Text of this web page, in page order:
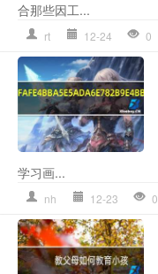
合那些因工...
rt 12-24 0
学习画...
nh 12-23 0